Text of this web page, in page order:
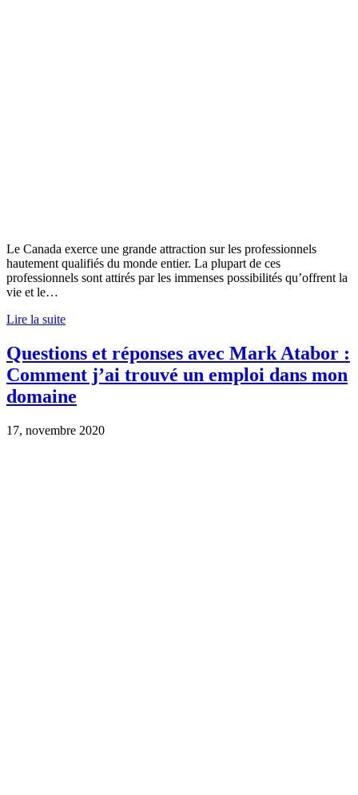
Le Canada exerce une grande attraction sur les professionnels
hautement qualifiés du monde entier. La plupart de ces
professionnels sont attirés par les immenses possibilités qu’offrent la
vie et le…
Lire la suite
Questions et réponses avec Mark Atabor :
Comment j’ai trouvé un emploi dans mon
domaine
17, novembre 2020